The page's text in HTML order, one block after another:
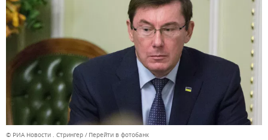
© РИА Новости . Стрингер Перейти в фотобанк